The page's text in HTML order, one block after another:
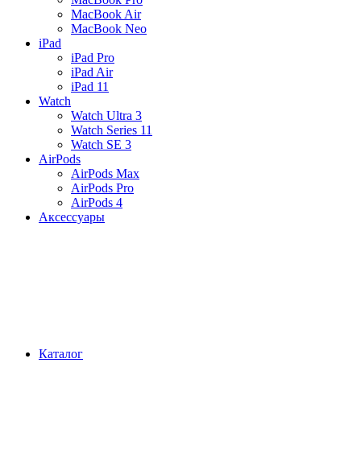
MacBook Air
MacBook Neo
iPad
iPad Pro
iPad Air
iPad 11
Watch
Watch Ultra 3
Watch Series 11
Watch SE 3
AirPods
AirPods Max
AirPods Pro
AirPods 4
Аксессуары
Каталог